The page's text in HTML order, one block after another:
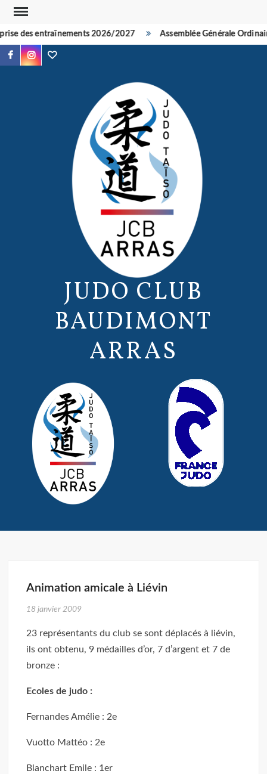
Skip
content
des entraînements 2026/2027 Assemblée Générale
FacebookInstagram
TikTok
JUDO CLUB
BAUDIMONT
ARRAS
Animation amicale à Liévin
18 janvier 2009
23 représentants du club se sont déplacés à liévin,
ils ont obtenu, 9 médailles d’or, 7 d’argent et 7 de
bronze :
Ecoles de judo :
Fernandes Amélie : 2e
Vuotto Mattéo : 2e
Blanchart Emile : 1er